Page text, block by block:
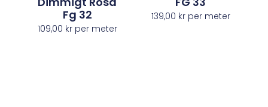
Fg 32
109,00 krper meter
139,00 krper meter